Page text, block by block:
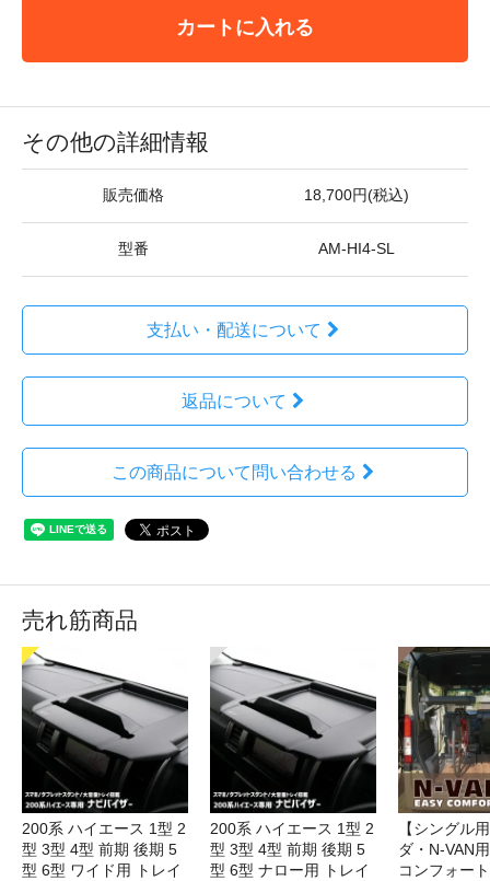
カートに入れる
その他の詳細情報
販売価格 18,700円(税込)
型番 AM-HI4-SL
支払い・配送について
返品について
この商品について問い合わせる
売れ筋商品
200系 ハイエース 1型 2
型 3型 4型 前期 後期 5
型 6型 ワイド用 トレイ
200系 ハイエース 1型 2
型 3型 4型 前期 後期 5
型 6型 ナロー用 トレイ
【シングル
ダ・N-VAN
コンフォー